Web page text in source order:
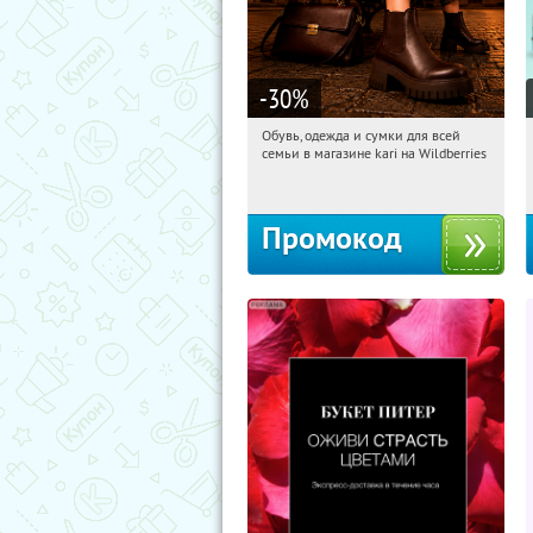
-30%
18:33:28 Получили:
Обувь, одежда и сумки для всей
семьи в магазине kari на Wildberries
Промокод